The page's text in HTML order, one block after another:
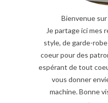
Bienvenue
Je partage ici mes
style, de garde-
coeur pour des
espérant de tout
vous donner
machine. Bonne